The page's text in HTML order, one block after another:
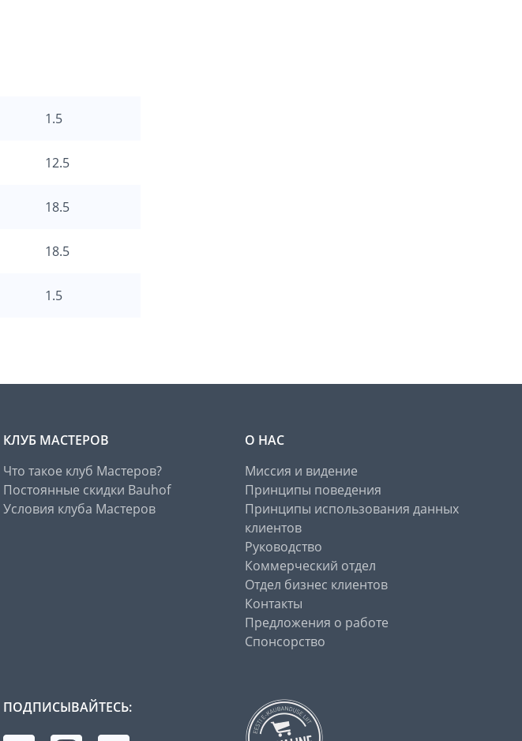
1.5
12.5
18.5
18.5
1.5
КЛУБ МАСТЕРОВ
Что такое клуб Мастеров?
Постоянные скидки Bauhof
Условия клуба Мастеров
О НАС
Миссия и видение
Принципы поведения
Принципы использования данных
клиентов
Руководство
Коммерческий отдел
Отдел бизнес клиентов
Контакты
Предложения о работе
Спонсорство
ПОДПИСЫВАЙТЕСЬ: